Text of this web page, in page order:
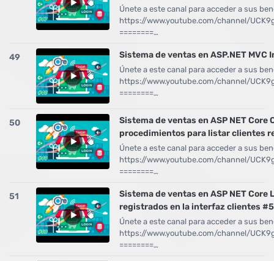
Únete a este canal para acceder a sus
https://www.youtube.com/channel/
========…
49 Sistema de ventas en ASP.NET
Únete a este canal para acceder a sus
https://www.youtube.com/channel/
========…
50
Sistema de ventas en ASP NET Core
procedimientos para listar clientes
Únete a este canal para acceder a sus
https://www.youtube.com/channel/
========…
51
Sistema de ventas en ASP NET
registrados en la interfaz clientes
Únete a este canal para acceder a sus
https://www.youtube.com/channel/
========…